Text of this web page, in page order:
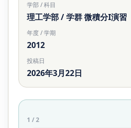
学部 / 科目
理工学部 / 学群 微積分I演習
年度 / 学期
2012
投稿日
2026年3月22日
1 /2